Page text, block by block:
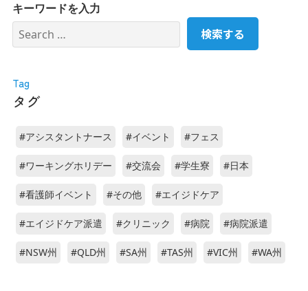
キーワードを入力
Tag
タグ
#アシスタントナース #イベント #フェス
#ワーキングホリデー #交流会 #学生寮 #日本
#看護師イベント #その他 #エイジドケア
#エイジドケア派遣 #クリニック #病院 #病院派遣
#NSW州 #QLD州 #SA州 #TAS州 #VIC州 #WA州